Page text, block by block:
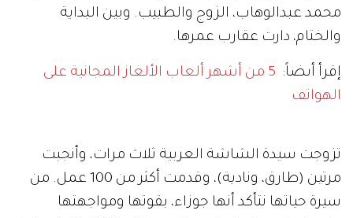
محمد عبدالوهاب، الزوج والطبيب. وبين البداية
والختام، دارت عقارب عمرها.
إقرأ أىضاً:
5 من أشهر ألعاب الألغاز المجانية على
الهواتف
تزوجت سيدة الشاشة العربية ثلاث مرات، وأنجبت
مرتين (طارق، ونادية)، وقدمت أكثر من 100 عمل. من
سيرة حياتها نتأكد أنها جوزاء، بقوتها ومواجهتها